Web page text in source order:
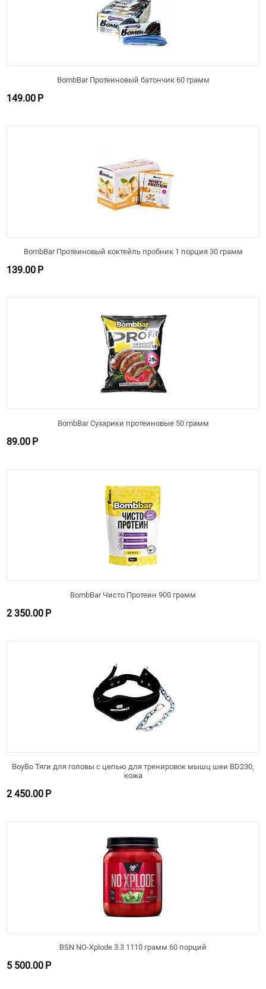
BombBar Протеиновый батончик 60 грамм
149.00 Р
BombBar Протеиновый коктейль пробник 1 порция 30 грамм
139.00 Р
BombBar Сухарики протеиновые 50 грамм
89.00 Р
BombBar Чисто Протеин 900 грамм
2 350.00 Р
BoyBo Тяги для головы с цепью для тренировок мышц шеи BD230,
кожа
2 450.00 Р
BSN NO-Xplode 3.3 1110 грамм 60 порций
5 500.00 Р